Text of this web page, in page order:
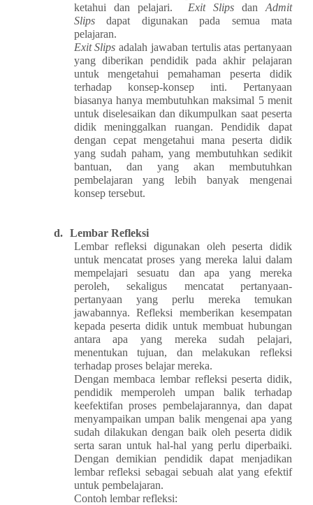
ketahui dan pelajari.
Exit SlipsdanAdmit
Slipsdapat digunakan pada semua mata
pelajaran.
Exit Slipsadalah jawaban tertulis atas pertanyaan
yang diberikan pendidik pada akhir pelajaran
untuk mengetahui pemahaman peserta didik
terhadap konsep-konsep inti. Pertanyaan
biasanya hanya membutuhkan maksimal 5 menit
untuk diselesaikan dan dikumpulkan saat peserta
didik meninggalkan ruangan. Pendidik dapat
dengan cepat mengetahui mana peserta didik
yang sudah paham, yang membutuhkan sedikit
bantuan, dan yang akan membutuhkan
pembelajaran yang lebih banyak mengenai
konsep tersebut.
d.
Lembar Refleksi
Lembar refleksi digunakan oleh peserta didik
untuk mencatat proses yang mereka lalui dalam
mempelajari sesuatu dan apa yang mereka
peroleh, sekaligus mencatat pertanyaan-
pertanyaan yang perlu mereka temukan
jawabannya. Refleksi memberikan kesempatan
kepada peserta didik untuk membuat hubungan
antara apa yang mereka sudah pelajari,
menentukan tujuan, dan melakukan refleksi
terhadap proses belajar mereka.
Dengan membaca lembar refleksi peserta didik,
pendidik memperoleh umpan balik terhadap
keefektifan proses pembelajarannya, dan dapat
menyampaikan umpan balik mengenai apa yang
sudah dilakukan dengan baik oleh peserta didik
serta saran untuk hal-hal yang perlu diperbaiki.
Dengan demikian pendidik dapat menjadikan
lembar refleksi sebagai sebuah alat yang efektif
untuk pembelajaran.
Contoh lembar refleksi: